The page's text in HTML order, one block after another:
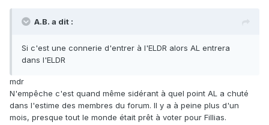
A.B. a dit :
Si c'est une connerie d'entrer à l'ELDR alors AL entrera
dans l'ELDR
mdr
N'empêche c'est quand même sidérant à quel point AL a chuté
dans l'estime des membres du forum. Il y a à peine plus d'un
mois, presque tout le monde était prêt à voter pour Fillias.